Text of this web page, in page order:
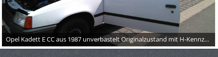
Opel Kadett E CC aus 1987 unverbastelt Originalzustand mit H-Kennzeichen selten 75 PS